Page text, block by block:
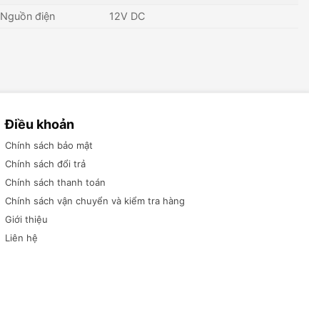
Nguồn điện
12V DC
Điều khoản
Chính sách bảo mật
Chính sách đổi trả
Chính sách thanh toán
Chính sách vận chuyển và kiểm tra hàng
Giới thiệu
Liên hệ